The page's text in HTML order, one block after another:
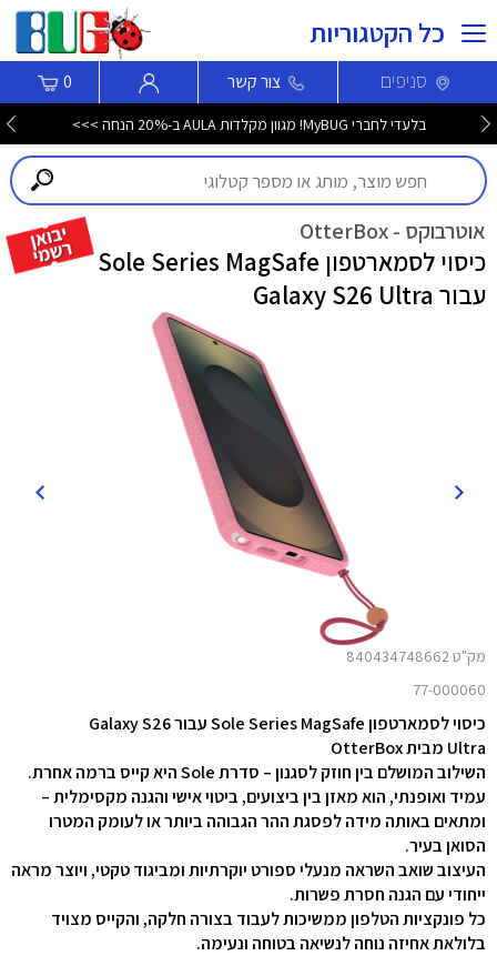
כל הקטגוריות
סניפים צור קשר 0
בלעדי לחברי MyBUG! מגוון מקלדות AULA ב-20% הנחה >>>
אוטרבוקס - OtterBox
כיסוי לסמארטפון Sole Series MagSafe
עבור Galaxy S26 Ultra
מק"ט 840434748662
77-000060
כיסוי לסמארטפון Sole Series MagSafe עבור Galaxy S26
Ultra מבית OtterBox
השילוב המושלם בין חוזק לסגנון – סדרת Sole היא קייס ברמה אחרת.
עמיד ואופנתי, הוא מאזן בין ביצועים, ביטוי אישי והגנה מקסימלית –
ומתאים באותה מידה לפסגת ההר הגבוהה ביותר או לעומק המטרו
הסואן בעיר.
העיצוב שואב השראה מנעלי ספורט יוקרתיות ומביגוד טקטי, ויוצר מראה
ייחודי עם הגנה חסרת פשרות.
כל פונקציות הטלפון ממשיכות לעבוד בצורה חלקה, והקייס מצויד
בלולאת אחיזה נוחה לנשיאה בטוחה ונעימה.